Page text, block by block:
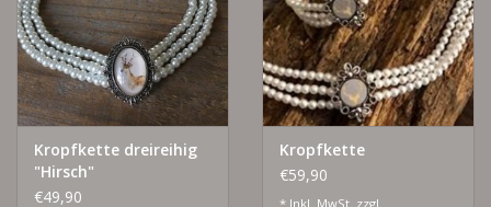
Kropfkette dreireihig
"Hirsch"
€49,90
Kropfkette
€59,90
* Inkl. MwSt. zzgl.